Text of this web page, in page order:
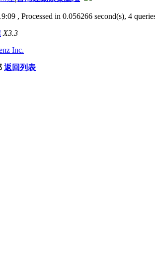
, Processed in 0.056266 second(s), 4
X3.3
Inc.
返回列表